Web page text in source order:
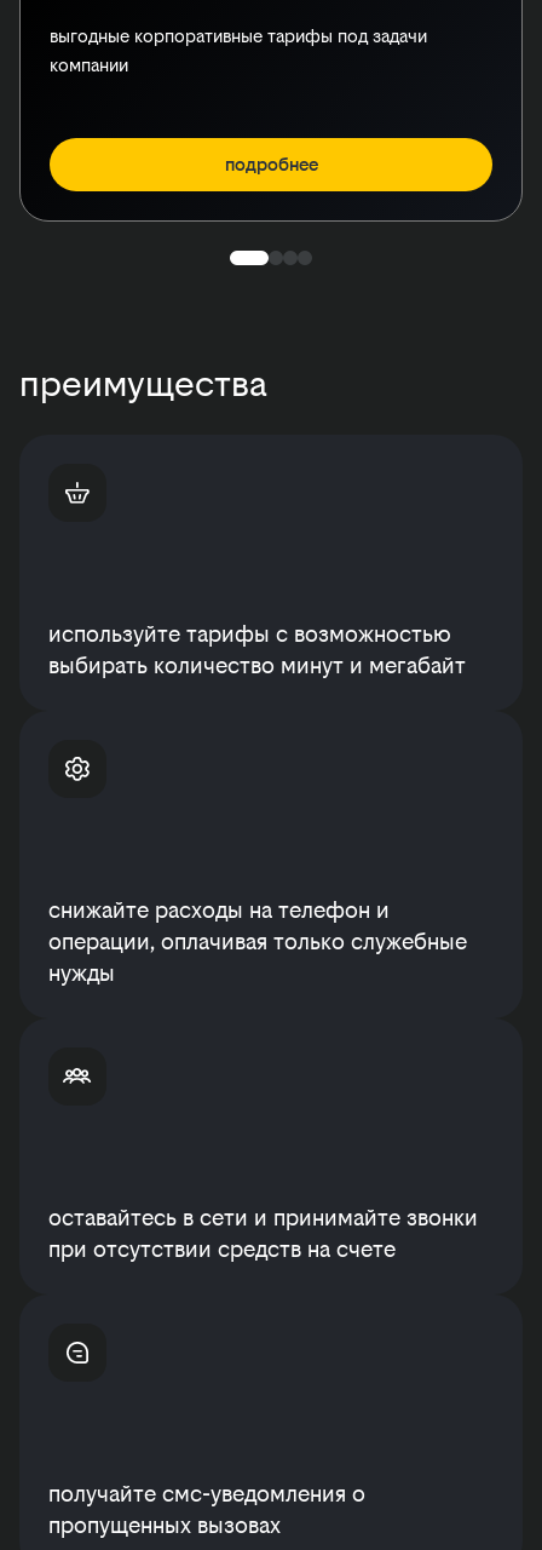
выгодные корпоративные тарифы под задачи
компании
подробнее
преимущества
используйте тарифы с возможностью
выбирать количество минут и мегабайт
снижайте расходы на телефон и
операции, оплачивая только служебные
нужды
оставайтесь в сети и принимайте звонки
при отсутствии средств на счете
получайте смс-уведомления о
пропущенных вызовах